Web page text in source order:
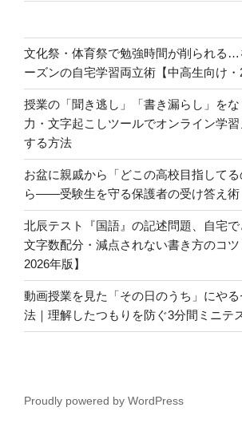
文化祭・体育祭で勉強時間が削られる…
ーズンの自宅学習両立術【中高生向け・
授業の「聞き逃し」「書き漏らし」をな
力・文字起こしツールでオンライン学
する方法
お盆に親戚から「どこの高校目指して
ら――受験生を守る保護者の受け答え術
北辰テスト『国語』の記述問題、自宅で
文字数配分・減点されない書き方のコツ
2026年版】
動画授業を見た「その日のうち」にや
法｜理解したつもりを防ぐ3分間ミニテ
Proudly powered by WordPress